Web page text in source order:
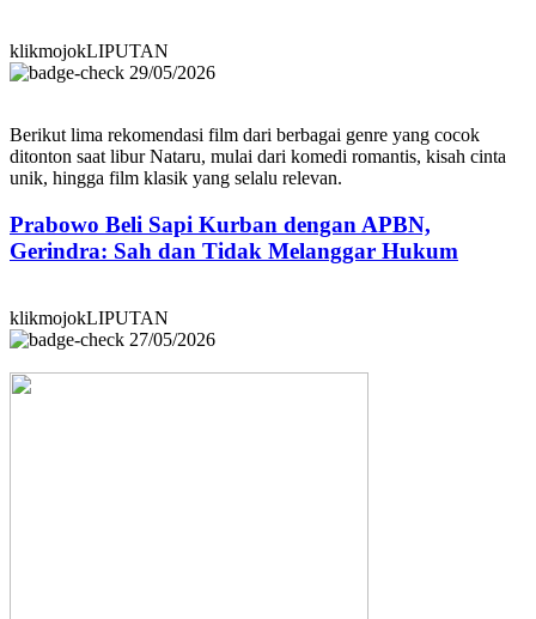
klikmojokLIPUTAN
29/05/2026
Berikut lima rekomendasi film dari berbagai genre yang cocok
ditonton saat libur Nataru, mulai dari komedi romantis, kisah cinta
unik, hingga film klasik yang selalu relevan.
Prabowo Beli Sapi Kurban dengan APBN,
Gerindra: Sah dan Tidak Melanggar Hukum
klikmojokLIPUTAN
27/05/2026